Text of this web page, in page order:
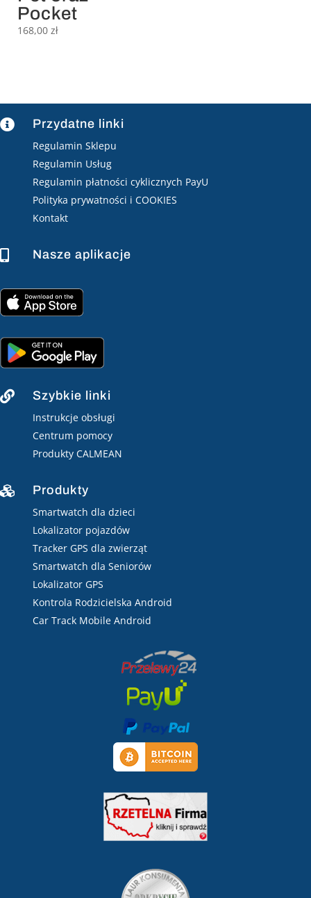
Pocket
168,00 zł
 Przydatne linki
Regulamin Sklepu
Regulamin Usług
Regulamin płatności cyklicznych PayU
Polityka prywatności i COOKIES
Kontakt
 Nasze aplikacje
 Szybkie linki
Instrukcje obsługi
Centrum pomocy
Produkty CALMEAN
 Produkty
Smartwatch dla dzieci
Lokalizator pojazdów
Tracker GPS dla zwierząt
Smartwatch dla Seniorów
Lokalizator GPS
Kontrola Rodzicielska Android
Car Track Mobile Android